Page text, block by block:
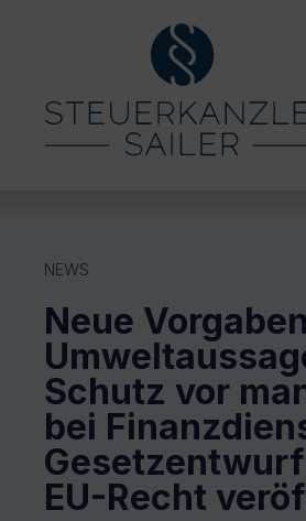
NEWS
Neue
Schutz vor
bei
EU-Recht